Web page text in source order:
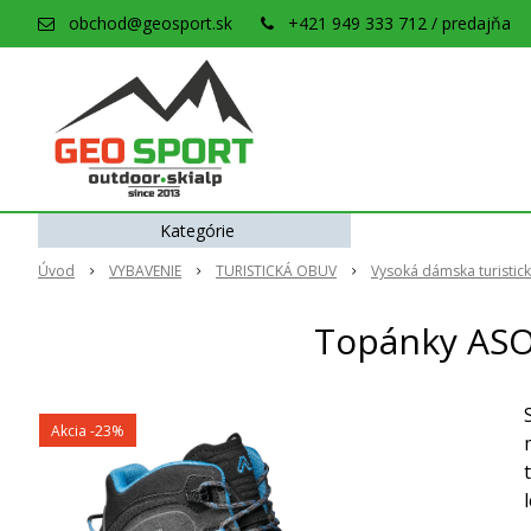
obchod@geosport.sk +421 949 333 712 / predajňa
Úvod VYBAVENIE TURISTICKÁ OBUV Vysoká dámska
Topánky
Akcia -23%
Kategórie